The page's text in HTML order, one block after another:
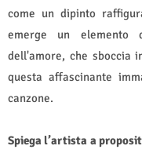
come un dipinto
emerge un elemento
dell'amore, che sboccia
questa affascinante
canzone.
Spiega l’artista a